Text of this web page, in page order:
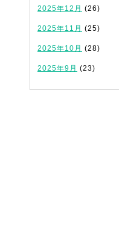
2025年12月 (26)
2025年11月 (25)
2025年10月 (28)
2025年9月 (23)